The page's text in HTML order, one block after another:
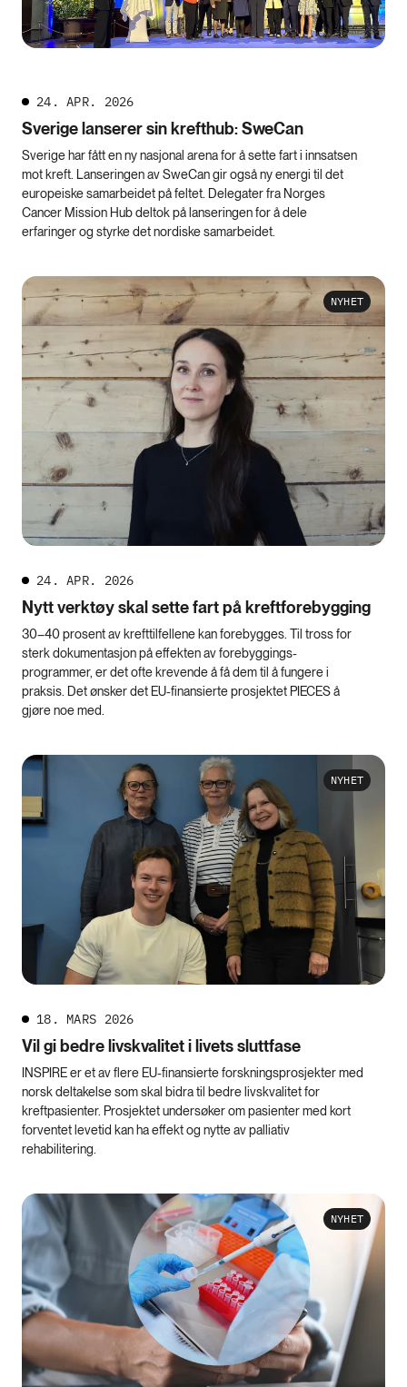
24. APR. 2026
Sverige lanserer sin krefthub: SweCan
Sverige har fått en ny nasjonal arena for å sette fart i innsatsen
mot kreft. Lanseringen av SweCan gir også ny energi til det
europeiske samarbeidet på feltet. Delegater fra Norges
Cancer Mission Hub deltok på lanseringen for å dele
erfaringer og styrke det nordiske samarbeidet.
NYHET
24. APR. 2026
Nytt verktøy skal sette fart på kreftforebygging
30–40 prosent av krefttilfellene kan forebygges. Til tross for
sterk dokumentasjon på effekten av forebyggings-
programmer, er det ofte krevende å få dem til å fungere i
praksis. Det ønsker det EU-finansierte prosjektet PIECES å
gjøre noe med.
NYHET
18. MARS 2026
Vil gi bedre livskvalitet i livets sluttfase
INSPIRE er et av flere EU-finansierte forskningsprosjekter med
norsk deltakelse som skal bidra til bedre livskvalitet for
kreftpasienter. Prosjektet undersøker om pasienter med kort
forventet levetid kan ha effekt og nytte av palliativ
rehabilitering.
NYHET